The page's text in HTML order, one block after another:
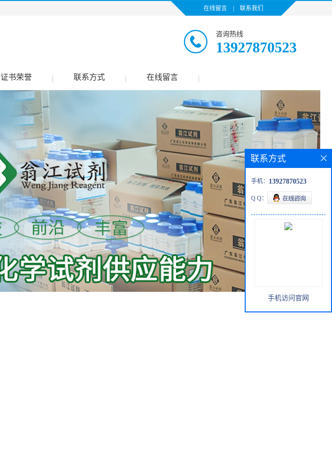
在线留言 联系我们
咨询热线
13927870523
证书荣誉 联系方式 在线留言
联系方式
手机： 13927870523
Q Q：
手机访问官网